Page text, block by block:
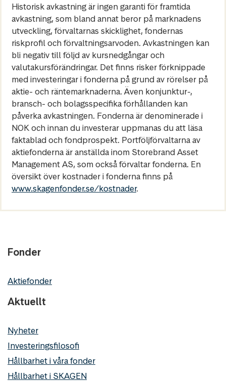
Historisk avkastning är ingen garanti för framtida
avkastning, som bland annat beror på marknadens
utveckling, förvaltarnas skicklighet, fondernas
riskprofil och förvaltningsarvoden. Avkastningen kan
bli negativ till följd av kursnedgångar och
valutakursförändringar. Det finns risker förknippade
med investeringar i fonderna på grund av rörelser på
aktie- och räntemarknaderna. Även konjunktur-,
bransch- och bolagsspecifika förhållanden kan
påverka avkastningen. Fonderna är denominerade i
NOK och innan du investerar uppmanas du att läsa
faktablad och fondprospekt. Portföljförvaltarna av
aktiefonderna är anställda inom Storebrand Asset
Management AS, som också förvaltar fonderna. En
översikt över kostnader i fonderna finns på
www.skagenfonder.se/kostnader.
Fonder
Aktiefonder
Aktuellt
Nyheter
Investeringsfilosofi
Hållbarhet i våra fonder
Hållbarhet i SKAGEN